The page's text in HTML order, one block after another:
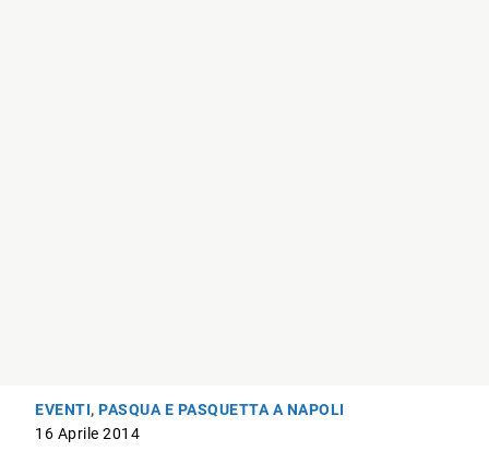
EVENTI,PASQUA E PASQUETTA A NAPOLI
16 Aprile 2014